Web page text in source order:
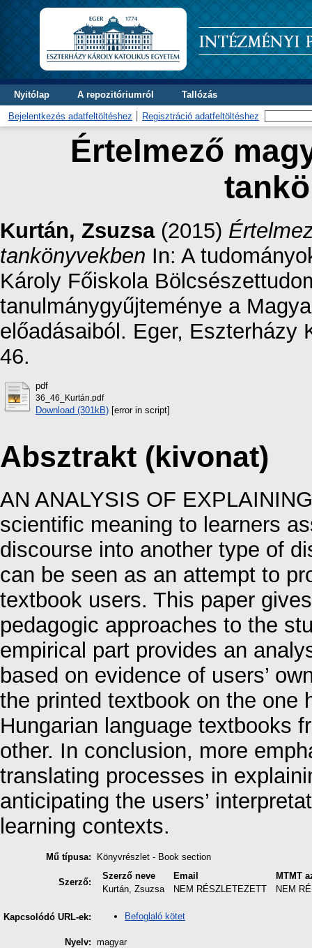
Nyitólap A repozitóriumról Tallózás
Bejelentkezés adatfeltöltéshez Regisztráció adatfeltöltéshez
Értelmező
Kurtán, Zsuzsa(2015)
tankönyvekben In: A
Károly Főiskola
tanulmánygyűjteménye a
előadásaiból. Eger, Eszterházy
46.
pdf
36_46_Kurtán.pdf
Download (301kB) [error in script]
Absztrakt (kivonat)
AN ANALYSIS OF
scientific meaning to learners
discourse into another type of
can be seen as an attempt to
textbook users. This paper
pedagogic approaches to the
empirical part provides an
based on evidence of users’
the printed textbook on the one
Hungarian language textbooks
other. In conclusion, more
translating processes in
anticipating the users’
learning contexts.
Mű típusa: Könyvrészlet - Book section
Szerző:
Szerző neve Email
MTMT
Kurtán, Zsuzsa
NEM RÉSZLETEZETT NEM
Kapcsolódó URL-ek: Befoglaló kötet
Nyelv: magyar